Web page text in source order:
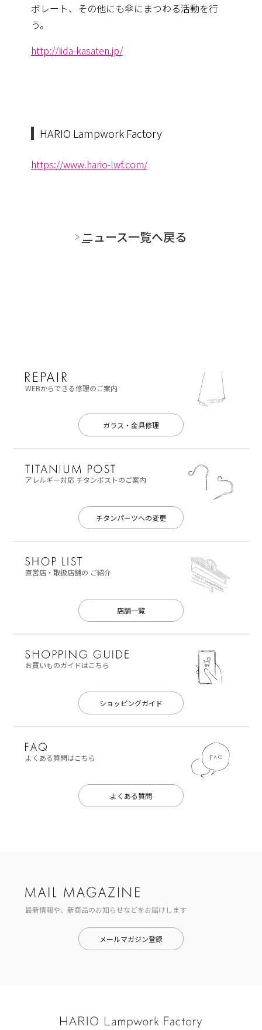
ボレート、その他にも傘にまつわる活動を行
う。
http://iida-kasaten.jp/
HARIO Lampwork Factory
https://www.hario-lwf.com/
ニュース一覧へ戻る
WEBからできる修理のご案内
ガラス・金具修理
アレルギー対応チタンポストのご案内
チタンパーツへの変更
直営店・取扱店舗の ご紹介
店舗一覧
お買いものガイドはこちら
ショッピングガイド
よくある質問はこちら
よくある質問
最新情報や、新商品のお知らせなどをお届けします
メールマガジン登録